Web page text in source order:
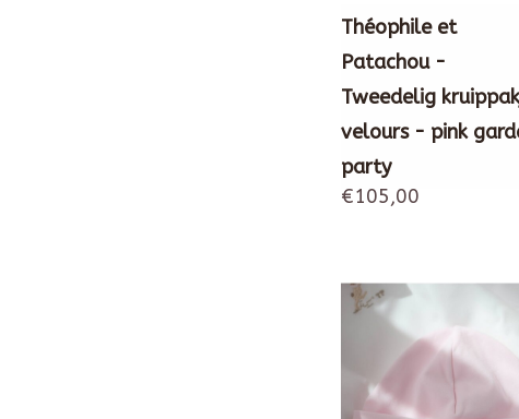
Théophile et
Patachou -
Tweedelig
velours - pink
party
€105,00